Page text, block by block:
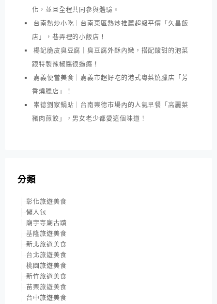
化，並且全程共同參與體驗。
台南熱炒小吃｜台南東區熱炒推薦超級平價「久昌飯
店」，巷弄裡的小飯店！
楊記脆皮臭豆腐｜臭豆腐外酥內嫩，搭配酸甜的泡菜
跟特製辣椒醬很過癮！
嘉義便當美食｜嘉義市超好吃的港式粵菜燒臘店「芳
香燒臘店」！
崇德劉家鍋貼｜台南崇德市場內的人氣早餐「高麗菜
豬肉煎餃」，男女老少都愛這個味道！
分類
彰化旅遊美食
懶人包
廟宇寺廟古蹟
基隆旅遊美食
新北旅遊美食
台北旅遊美食
桃園旅遊美食
新竹旅遊美食
苗栗旅遊美食
台中旅遊美食